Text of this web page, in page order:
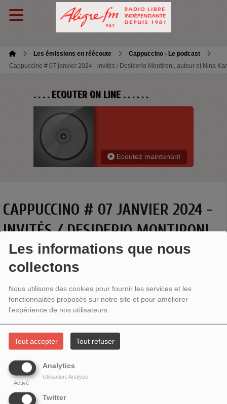
Les informations que nous
collectons
Nous utilisons des cookies pour fournir les services et les
fonctionnalités proposés sur notre site et pour améliorer
l'expérience de nos utilisateurs.
Tout accepter Tout refuser
Analytics
Activé
Utilisation: Analyse
Twitter
Les émissions en réécoute
Cappuccino - Le podcast
Cappuccino # 07 janvier 2024 - invités / Desiderio Montironi, auteur et Nina
. . . . ECOUTER ON LINE . . . . . .
Ecoutez maintenant
CAPPUCCINO # 07 JANVIER 2024 -
INVITÉS / DESIDERIO MONTIRONI,
AUTEUR ET NINA KARACOSTA,
COMÉDIENNE